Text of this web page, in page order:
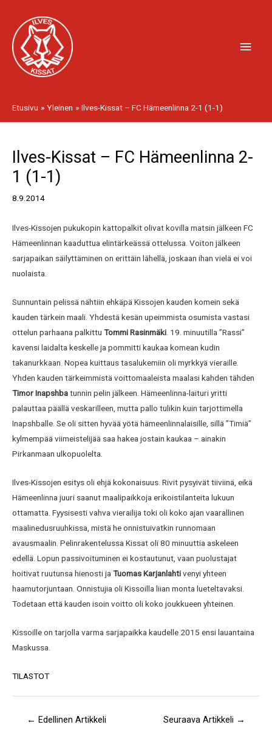
sisältöön
Etusivu Yleinen Ilves-Kissat – FC Hämeenlinna 2-1 (1-1)
Ilves-Kissat – FC Hämeenlinna 2-
1 (1-1)
8.9.2014
Ilves-Kissojen pukukopin kattopalkit olivat kovilla matsin jälkeen FC
Hämeenlinnan kaaduttua elintärkeässä ottelussa. Voiton jälkeen
sarjapaikan säilyttäminen on erittäin lähellä, joskaan ihan vielä ei voi
nuolaista.
Sunnuntain pelissä nähtiin ehkäpä Kissojen kauden komein sekä
kauden tärkein maali. Yhdestä kesän upeimmista osumista vastasi
ottelun parhaana palkittu Tommi Rasinmäki. 19. minuutilla ”Rassi”
kavensi laidalta keskelle ja pommitti kaukaa komean kudin
takanurkkaan. Nopea kuittaus tasalukemiin oli myrkkyä vieraille.
Yhden kauden tärkeimmistä voittomaaleista maalasi kahden tähden
Timor Inapshbatunnin pelin jälkeen. Hämeenlinna-laituri yritti
palauttaa päällä veskarilleen, mutta pallo tulikin kuin tarjottimella
Inapshballe. Se oli sitten hyvää yötä hämeenlinnalaisille, sillä ”Timiä”
kylmempää viimeistelijää saa hakea jostain kaukaa – ainakin
Pirkanmaan ulkopuolelta.
Ilves-Kissojen esitys oli ehjä kokonaisuus. Rivit pysyivät tiiviinä, eikä
Hämeenlinna juuri saanut maalipaikkoja erikoistilanteita lukuun
ottamatta. Fyysisesti vahva vierailija toki oli koko ajan vaarallinen
maalinedusruuhkissa, mistä he onnistuivatkin runnomaan
avausmaalin. Pelinrakentelussa Kissat oli 80 minuuttia askeleen
edellä. Lopun passivoituminen ei kostautunut, vaan puolustajat
hoitivat ruutunsa hienosti ja Tuomas Karjanlahtivenyi yhteen
haamutorjuntaan. Onnistujia oli Kissoilla liian monta lueteltavaksi.
Todetaan että kauden isoin voitto oli koko joukkueen yhteinen.
Kissoille on tarjolla varma sarjapaikka kaudelle 2015 ensi lauantaina
Maskussa.
TILASTOT
selaus
← Edellinen Artikkeli Seuraava Artikkeli →